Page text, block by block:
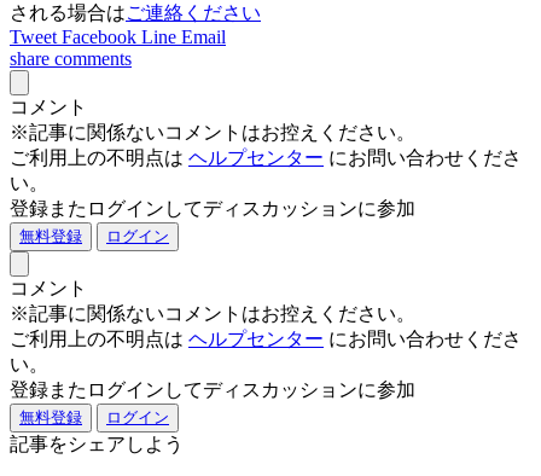
される場合はご連絡ください
Tweet Facebook Line Email
share comments
コメント
※記事に関係ないコメントはお控えください。
ご利用上の不明点は ヘルプセンター にお問い合わせくださ
い。
登録またログインしてディスカッションに参加
無料登録 ログイン
コメント
※記事に関係ないコメントはお控えください。
ご利用上の不明点は ヘルプセンター にお問い合わせくださ
い。
登録またログインしてディスカッションに参加
無料登録 ログイン
記事をシェアしよう